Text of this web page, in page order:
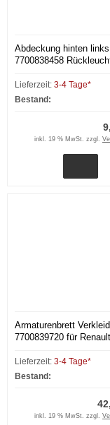
Abdeckung hinten links
7700838458
Lieferzeit: 3-4 Tage*
Bestand:
inkl. 19 % MwSt. zzgl.
Armaturenbrett
7700839720 für
Lieferzeit: 3-4 Tage*
Bestand:
inkl. 19 % MwSt. zzgl.